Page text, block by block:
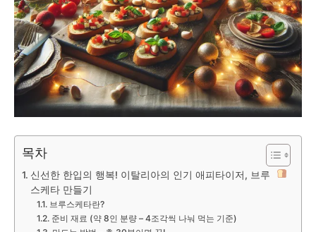
목차
신선한 한입의 행복! 이탈리아의 인기 애피타이저, 브루
스케타 만들기
브루스케타란?
준비 재료 (약 8인 분량 – 4조각씩 나눠 먹는 기준)